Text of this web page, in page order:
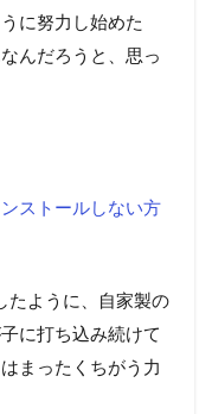
に努力し始めた
んだろうと、思っ
ストールしない方
たように、自家製の
に打ち込み続けて
まったくちがう力